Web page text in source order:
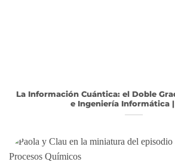
La Información Cuántica: el Doble
e Ingeniería Informática